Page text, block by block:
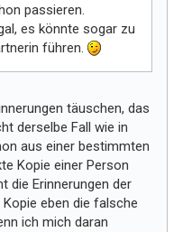
passieren.
es könnte sogar zu
führen.
täuschen, das
derselbe Fall wie in
aus einer bestimmten
Kopie einer Person
die Erinnerungen der
eben die falsche
ich mich daran